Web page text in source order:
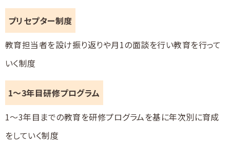
プリセプター制度
教育担当者を設け振り返りや月1の面談を行い教育を行って
いく制度
1～3年目研修プログラム
1～3年目までの教育を研修プログラムを基に年次別に育成
をしていく制度